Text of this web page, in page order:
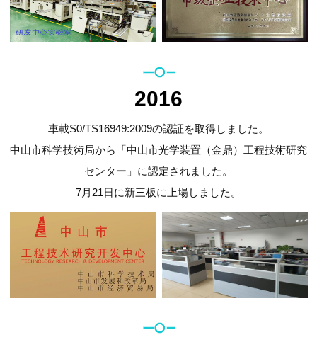
2016
車載S0/TS16949:2009の認証を取得しました。
中山市科学技術局から「中山市光学装置（金鼎）工程技術研究
センター」に認定されました。
7月21日に新三板に上場しました。